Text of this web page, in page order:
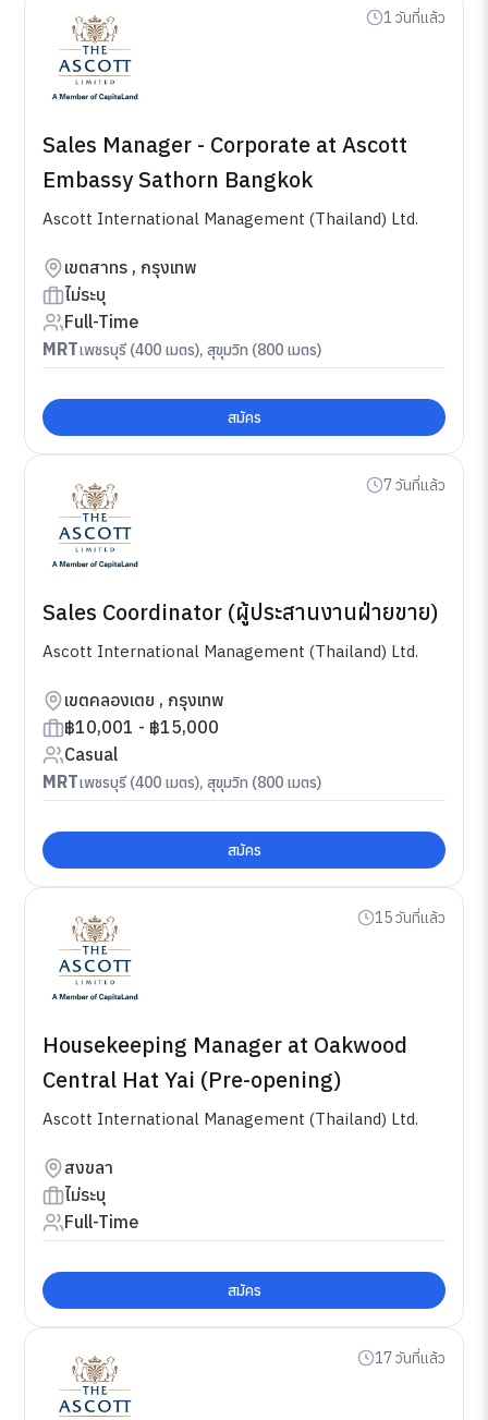
1 วันที่แล้ว
Sales Manager - Corporate at Ascott
Embassy Sathorn Bangkok
Ascott International Management (Thailand) Ltd.
เขตสาทร , กรุงเทพ
ไม่ระบุ
Full-Time
MRTเพชรบุรี (400 เมตร), สุขุมวิท (800 เมตร)
สมัคร
7 วันที่แล้ว
Sales Coordinator (ผู้ประสานงานฝ่ายขาย)
Ascott International Management (Thailand) Ltd.
เขตคลองเตย , กรุงเทพ
฿10,001 - ฿15,000
Casual
MRTเพชรบุรี (400 เมตร), สุขุมวิท (800 เมตร)
สมัคร
15 วันที่แล้ว
Housekeeping Manager at Oakwood
Central Hat Yai (Pre-opening)
Ascott International Management (Thailand) Ltd.
สงขลา
ไม่ระบุ
Full-Time
สมัคร
17 วันที่แล้ว